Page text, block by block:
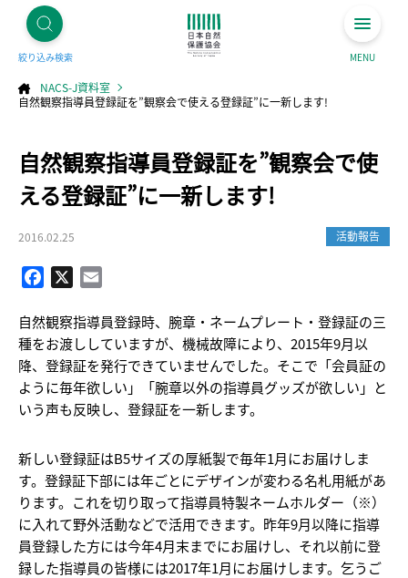
絞り込み検索 MENU
NACS-J資料室
自然観察指導員登録証を”観察会で使える登録証”に一新します!
自然観察指導員登録証を”観察会で使
える登録証”に一新します!
2016.02.25 活動報告
Facebook
自然観察指導員登録時、腕章・ネームプレート・登録証の三
種をお渡ししていますが、機械故障により、2015年9月以
降、登録証を発行できていませんでした。そこで「会員証の
ように毎年欲しい」「腕章以外の指導員グッズが欲しい」と
いう声も反映し、登録証を一新します。
新しい登録証はB5サイズの厚紙製で毎年1月にお届けしま
す。登録証下部には年ごとにデザインが変わる名札用紙があ
ります。これを切り取って指導員特製ネームホルダー（※）
に入れて野外活動などで活用できます。昨年9月以降に指導
員登録した方には今年4月末までにお届けし、それ以前に登
録した指導員の皆様には2017年1月にお届けします。乞うご